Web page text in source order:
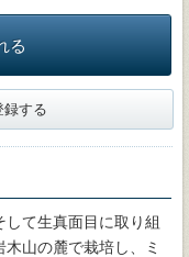
る
録する
て生真面目に取り組
山の麓で栽培し、ミ